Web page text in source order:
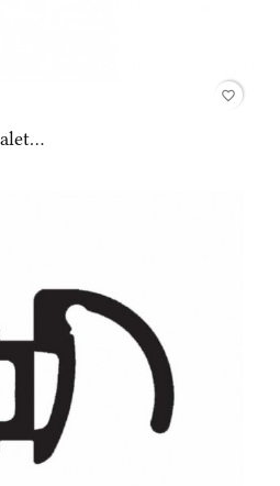
favorite_border